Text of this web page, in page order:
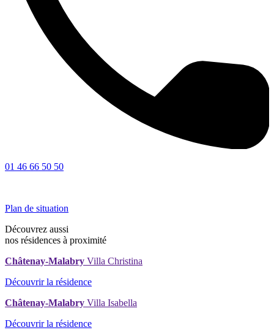
01 46 66 50 50
Plan de situation
Découvrez aussi
nos résidences à proximité
Châtenay-Malabry Villa Christina
Découvrir la résidence
Châtenay-Malabry Villa Isabella
Découvrir la résidence